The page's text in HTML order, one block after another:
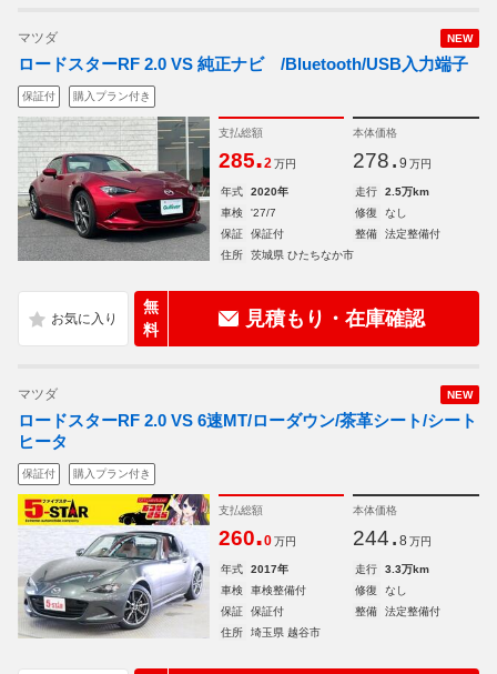
NEW
マツダ
ロードスターRF 2.0 VS 純正ナビ /Bluetooth/USB入力端子
保証付 購入プラン付き
支払総額
285.2 万円
本体価格
278. 9 万円
年式 2020年 走行
2.5万km
車検
'27/7 修復
なし
保証
保証付 整備
法定整備付
住所
茨城県 ひたちなか市
無
料
見積もり・在庫確認
NEW
マツダ
ロードスターRF 2.0 VS 6速MT/ローダウン/茶革シート/シート
ヒータ
保証付 購入プラン付き
支払総額
260.0 万円
本体価格
244. 8 万円
年式 2017年 走行
3.3万km
車検
車検整備付 修復
なし
保証
保証付 整備
法定整備付
住所
埼玉県 越谷市